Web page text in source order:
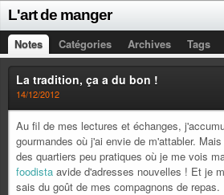
L'art de manger
Notes Catégories Archives Tags
La tradition, ça a du bon !
14/12/2012
Au fil de mes lectures et échanges,
gourmandes où j'ai envie de m'attabler.
des quartiers peu pratiques où je me vois
foodista avide d'adresses nouvelles ! Et je
sais du goût de mes compagnons de repas.